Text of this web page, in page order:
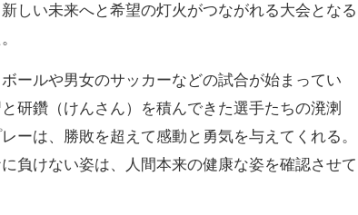
しい未来へと希望の灯火がつながれる大会となる
ールや男女のサッカーなどの試合が始まってい
研鑽（けんさん）を積んできた選手たちの溌溂
ーは、勝敗を超えて感動と勇気を与えてくれる。
負けない姿は、人間本来の健康な姿を確認させて